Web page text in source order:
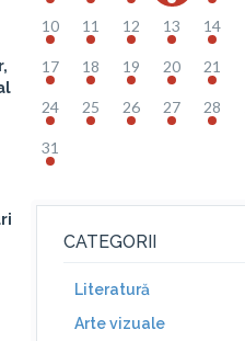
,
10 11 12 13 14
17 18 19 20 21
24 25 26 27 28
31
CATEGORII
Literatură
Arte vizuale